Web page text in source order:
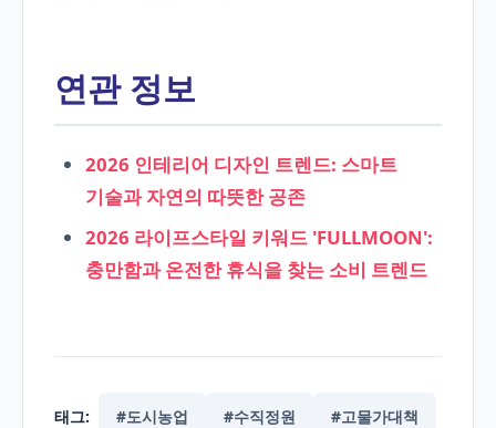
연관 정보
2026 인테리어 디자인 트렌드: 스마트
기술과 자연의 따뜻한 공존
2026 라이프스타일 키워드 'FULLMOON':
충만함과 온전한 휴식을 찾는 소비 트렌드
태그: #도시농업 #수직정원 #고물가대책